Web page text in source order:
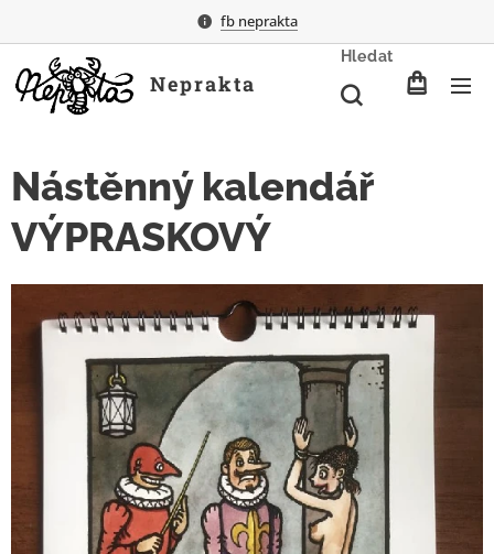
fb neprakta
Neprakta
Hledat
Nástěnný kalendář
VÝPRASKOVÝ